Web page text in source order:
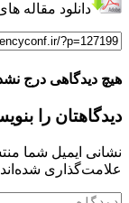
دانلود مقاله
هیچ دیدگاهی درج
دیدگاهتان را
نشانی ایمیل شما
علامت‌گذاری شده‌اند